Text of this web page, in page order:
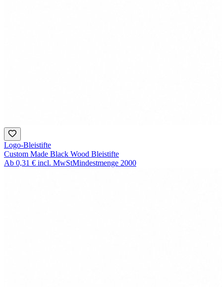
Logo-Bleistifte
Custom Made Black Wood Bleistifte
Ab 0,31 € incl. MwStMindestmenge 2000